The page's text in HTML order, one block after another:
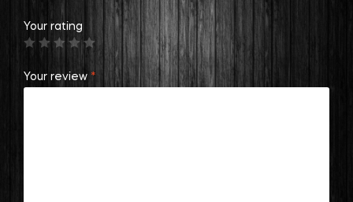
Your rating
Your review *